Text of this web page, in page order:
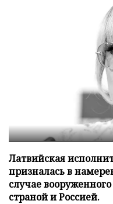
Латвийская
призналась в
случае
страной и Россией.